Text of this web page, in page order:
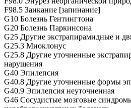
F98.5 Заикание [запинание]
G10 Болезнь Гентингтона
G20 Болезнь Паркинсона
G25 Другие экстрапирамидные и
G25.3 Миоклонус
G25.8 Другие уточненные
нарушения
G40 Эпилепсия
G40.8 Другие уточненные формы
G40.9 Эпилепсия неуточненная
G46 Сосудистые мозговые